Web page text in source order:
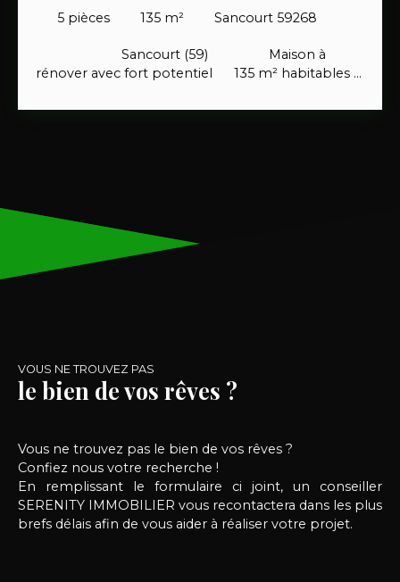
5 pièces 135 m² Sancourt 59268
Sancourt (59) Maison à
rénover avec fort potentiel 135 m² habitables +
terrain – Grand garage Rez-de-chaussée : Hall
chambres supplémentaires Un espace bureau
Une salle d’eau Atouts : Cave saine, Grand
garage Vaste jardin Chauffage central au gaz
réaménagement complet selon vos envies. Idéal
pour une première acquisition ou un projet de
VOUS NE TROUVEZ PAS
le bien de vos rêves ?
Vous ne trouvez pas le bien de vos rêves ?
Confiez nous votre recherche !
En remplissant le formulaire ci joint, un conseiller
SERENITY IMMOBILIER vous recontactera dans les plus
brefs délais afin de vous aider à réaliser votre projet.